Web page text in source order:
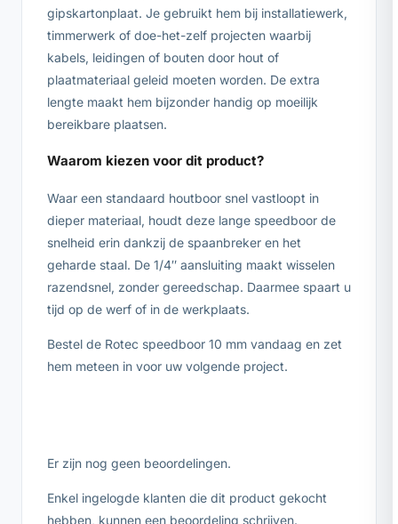
gipskartonplaat. Je gebruikt hem bij installatiewerk,
timmerwerk of doe-het-zelf projecten waarbij
kabels, leidingen of bouten door hout of
plaatmateriaal geleid moeten worden. De extra
lengte maakt hem bijzonder handig op moeilijk
bereikbare plaatsen.
Waarom kiezen voor dit product?
Waar een standaard houtboor snel vastloopt in
dieper materiaal, houdt deze lange speedboor de
snelheid erin dankzij de spaanbreker en het
geharde staal. De 1/4″ aansluiting maakt wisselen
razendsnel, zonder gereedschap. Daarmee spaart u
tijd op de werf of in de werkplaats.
Bestel de Rotec speedboor 10 mm vandaag en zet
hem meteen in voor uw volgende project.
Er zijn nog geen beoordelingen.
Enkel ingelogde klanten die dit product gekocht
hebben, kunnen een beoordeling schrijven.